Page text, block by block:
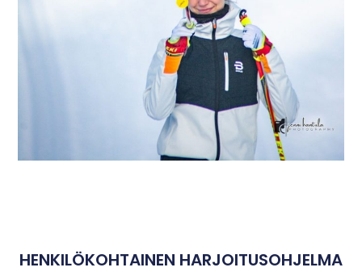
HENKILÖKOHTAINEN HARJOITUSOHJELMA